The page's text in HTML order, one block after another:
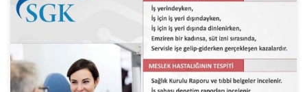
SGK’nın 5510 Sayılı Kanunu SGK’nın 5510 sayılı kanuna göre, İş
Kazası; sigortalı, iş yerinde bulunduğu sırada, işveren tarafından
yürütülmekte olan iş nedeniyle, sigortalı kendi adına ve hesabına
bağımsız çalışıyorsa, yürütmekte olduğu iş veya çalışma konusu
nedeniyle, iş yeri dışında bir işverene bağlı olarak çalışan
sigortalının görevli olarak iş yeri […]